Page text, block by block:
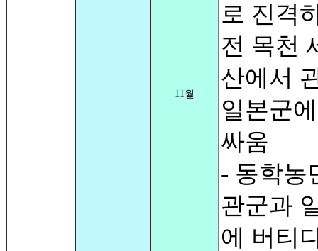
11월
로 진격
전 목천
산에서
일본군
싸움
- 동학농
관군과
에 버티